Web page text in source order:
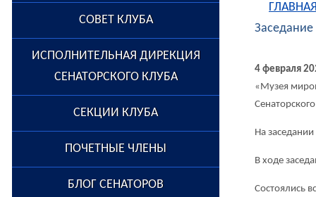
СОВЕТ КЛУБА
ИСПОЛНИТЕЛЬНАЯ ДИРЕКЦИЯ
СЕНАТОРСКОГО КЛУБА
СЕКЦИИ КЛУБА
ПОЧЕТНЫЕ ЧЛЕНЫ
БЛОГ СЕНАТОРОВ
Заседание
4 февраля
«Музея
На
В ходе
Состоялись